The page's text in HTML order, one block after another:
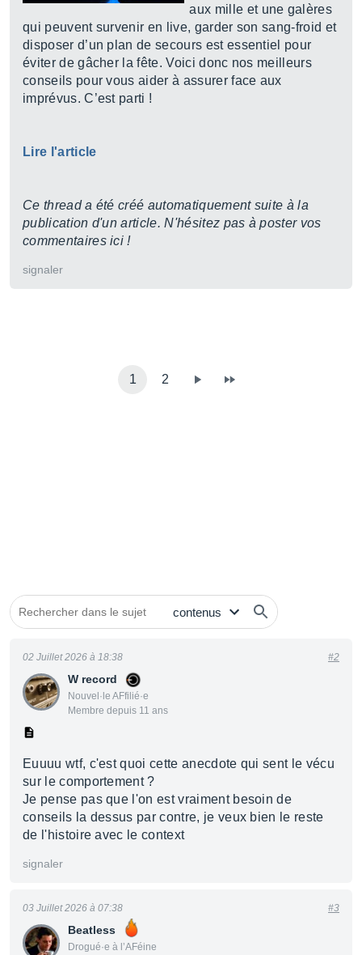
aux mille et une galères
qui peuvent survenir en live, garder son sang-froid et
disposer d’un plan de secours est essentiel pour
éviter de gâcher la fête. Voici donc nos meilleurs
conseils pour vous aider à assurer face aux
imprévus. C’est parti !
Lire l'article
Ce thread a été créé automatiquement suite à la
publication d'un article. N'hésitez pas à poster vos
commentaires ici !
signaler
1 2
W record
Nouvel·le AFfilié·e
Membre depuis 11 ans
02 Juillet 2026 à 18:38 #2
Euuuu wtf, c'est quoi cette anecdote qui sent le vécu
sur le comportement ?
Je pense pas que l'on est vraiment besoin de
conseils la dessus par contre, je veux bien le reste
de l'histoire avec le context
signaler
Beatless
Drogué·e à l’AFéine
03 Juillet 2026 à 07:38 #3